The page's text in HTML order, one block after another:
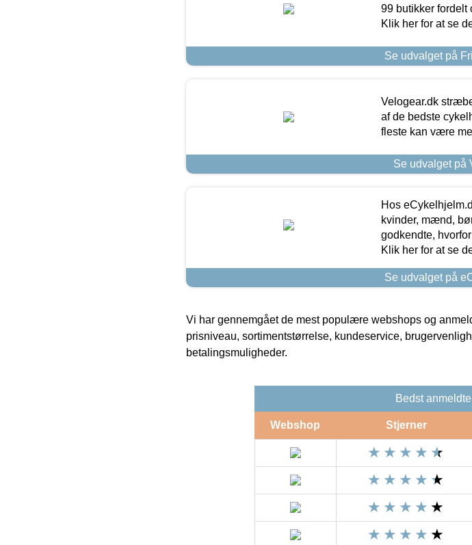
99 butikker fordelt
Klik her for at se
Se udvalget på
Velogear.dk
af de bedste
fleste kan være
Se udvalget på
Hos
kvinder, mænd,
godkendte,
Klik her for at se
Se udvalget på
Vi har gennemgået de mest populære webshops og
prisniveau, sortimentstørrelse, kundeservice,
betalingsmuligheder.
Bedst
Webshop Stjerner